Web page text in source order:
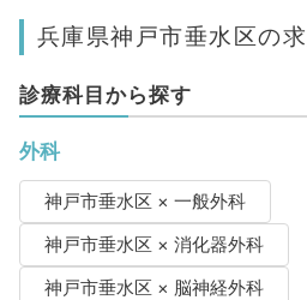
兵庫県神戸市垂水区の
診療科目から探す
外科
神戸市垂水区 × 一般外科
神戸市垂水区 × 消化器外科
神戸市垂水区 × 脳神経外科